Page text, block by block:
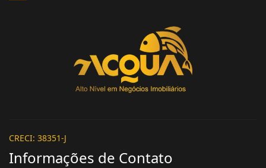
CRECI: 38351-J
Informações de Contato